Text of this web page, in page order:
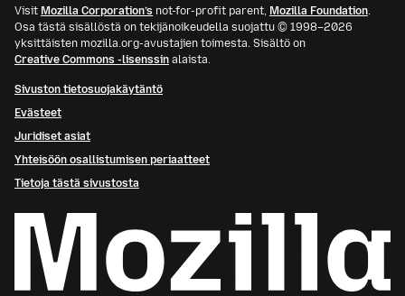
Visit Mozilla Corporation’s not-for-profit parent, Mozilla Foundation.
Osa tästä sisällöstä on tekijänoikeudella suojattu © 1998–2026
yksittäisten mozilla.org-avustajien toimesta. Sisältö on
Creative Commons -lisenssin alaista.
Sivuston tietosuojakäytäntö
Evästeet
Juridiset asiat
Yhteisöön osallistumisen periaatteet
Tietoja tästä sivustosta